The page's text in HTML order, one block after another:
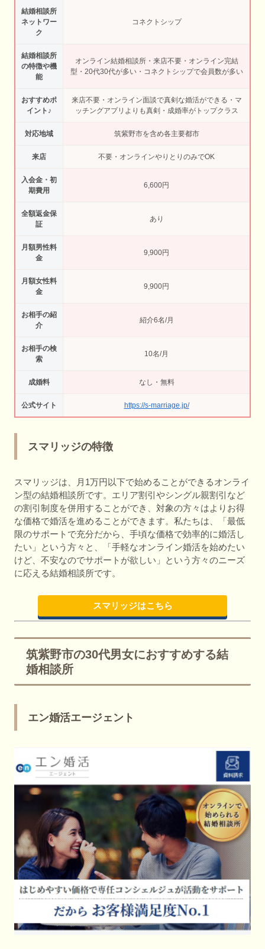
結婚相談所
ネットワー
ク
コネクトシップ
結婚相談所
の特徴や機
能
オンライン結婚相談所・来店不要・オンライン完結
型・20代30代が多い・コネクトシップで会員数が多い
おすすめポ
イント♪
来店不要・オンライン面談で真剣な婚活ができる・マ
ッチングアプリよりも真剣・成婚率がトップクラス
対応地域 筑紫野市を含め各主要都市
来店 不要・オンラインやりとりのみでOK
入会金・初
期費用
6,600円
全額返金保
証
あり
月額男性料
金
9,900円
月額女性料
金
9,900円
お相手の紹
介
紹介6名/月
お相手の検
索
10名/月
成婚料 なし・無料
公式サイト https://s-marriage.jp/
スマリッジの特徴
スマリッジは、月1万円以下で始めることができるオンライ
ン型の結婚相談所です。エリア割引やシングル親割引など
の割引制度を併用することができ、対象の方々はよりお得
な価格で婚活を進めることができます。私たちは、「最低
限のサポートで充分だから、手頃な価格で効率的に婚活し
たい」という方々と、「手軽なオンライン婚活を始めたい
けど、不安なのでサポートが欲しい」という方々のニーズ
に応える結婚相談所です。
スマリッジはこちら
筑紫野市の30代男女におすすめする結
婚相談所
エン婚活エージェント